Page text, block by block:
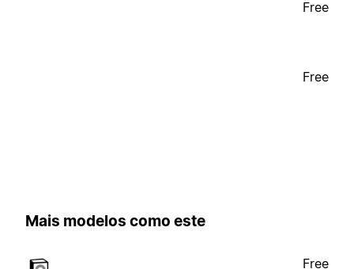
Free
Free
Mais modelos como este
Free